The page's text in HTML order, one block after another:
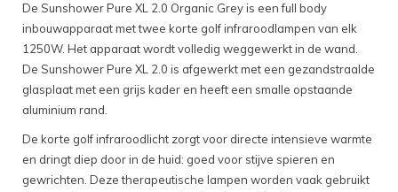
De Sunshower Pure XL 2.0 Organic Grey is een full body
inbouwapparaat met twee korte golf infraroodlampen van elk
1250W. Het apparaat wordt volledig weggewerkt in de wand.
De Sunshower Pure XL 2.0 is afgewerkt met een gezandstraalde
glasplaat met een grijs kader en heeft een smalle opstaande
aluminium rand.
De korte golf infraroodlicht zorgt voor directe intensieve warmte
en dringt diep door in de huid: goed voor stijve spieren en
gewrichten. Deze therapeutische lampen worden vaak gebruikt